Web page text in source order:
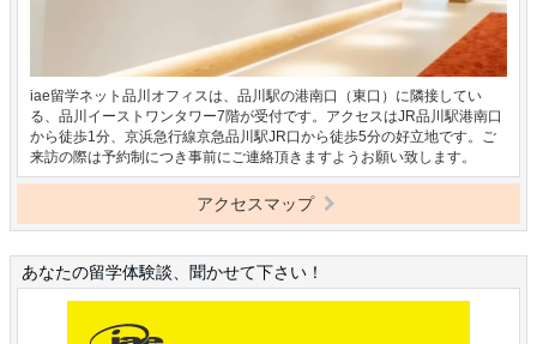
iae留学ネット品川オフィスは、品川駅の港南口（東口）に隣接してい
る、品川イーストワンタワー7階が受付です。アクセスはJR品川駅港南口
から徒歩1分、京浜急行線京急品川駅JR口から徒歩5分の好立地です。ご
来訪の際は予約制につき事前にご連絡頂きますようお願い致します。
アクセスマップ
あなたの留学体験談、聞かせて下さい！